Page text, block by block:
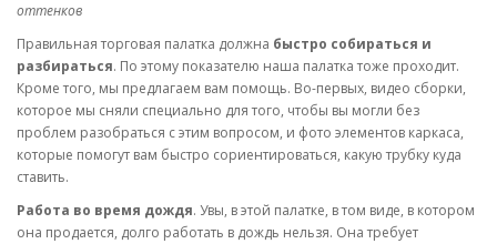
оттенков
Правильная торговая палатка должна быстро собираться и
разбираться. По этому показателю наша палатка тоже проходит.
Кроме того, мы предлагаем вам помощь. Во-первых, видео сборки,
которое мы сняли специально для того, чтобы вы могли без
проблем разобраться с этим вопросом, и фото элементов каркаса,
которые помогут вам быстро сориентироваться, какую трубку куда
ставить.
Работа во время дождя. Увы, в этой палатке, в том виде, в котором
она продается, долго работать в дождь нельзя. Она требует